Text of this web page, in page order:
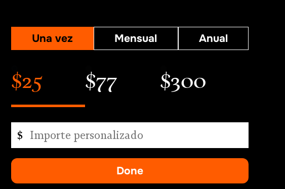
Una vez Mensual Anual
$25 $77 $300
Importe
personalizado
$
Done
-